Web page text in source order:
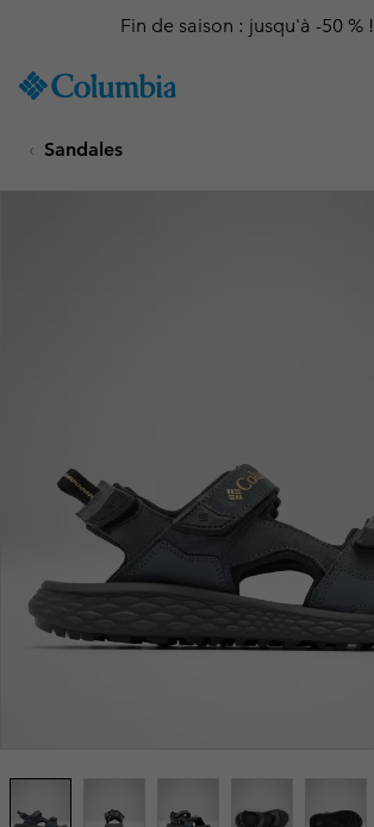
TO
SKIP
MAIN
Fin de saison : jusqu'à -50 % !
Sandales